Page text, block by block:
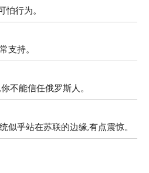
行为。
支持。
不能信任俄罗斯人。
似乎站在苏联的边缘,有点震惊。